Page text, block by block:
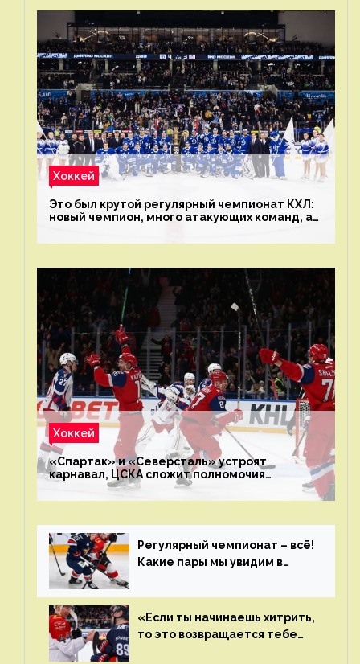
Хоккей
Это был крутой регулярный чемпионат КХЛ:
новый чемпион, много атакующих команд, а
Хоккей
«Спартак» и «Северсталь» устроят
карнавал, ЦСКА сложит полномочия
чемпиона. Превью первого раунда плей-офф
на Западе
Регулярный чемпионат – всё!
Какие пары мы увидим в
«Если ты начинаешь хитрить,
то это возвращается тебе